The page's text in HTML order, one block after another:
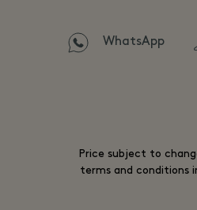
WhatsApp
Price subject to
terms and conditions